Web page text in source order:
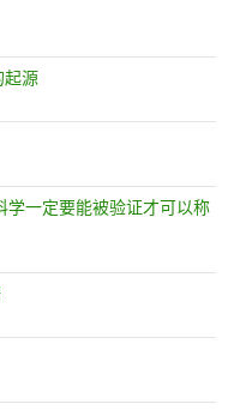
起源
学一定要能被验证才可以称